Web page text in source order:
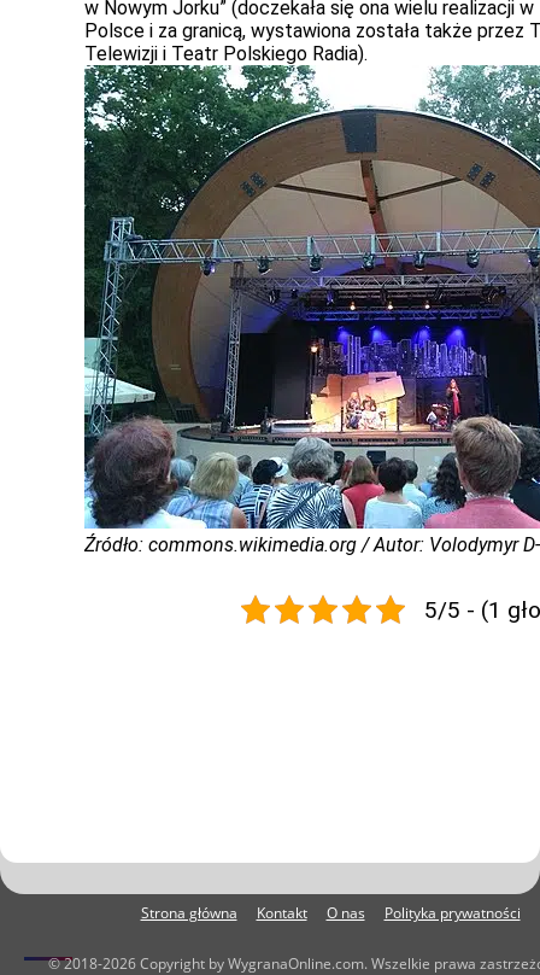
w Nowym Jorku” (doczekała się ona wielu realizacji w
Polsce i za granicą, wystawiona została także przez
Telewizji i Teatr Polskiego Radia).
Źródło: commons.wikimedia.org / Autor: Volodymyr
5/5 - (1
Strona główna Kontakt O nas Polityka prywatności
© 2018-2026 Copyright by WygranaOnline.com. Wszelkie prawa